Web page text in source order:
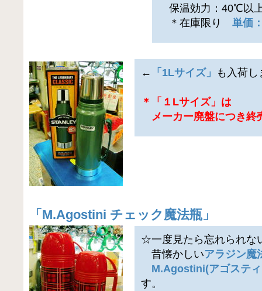
保温効力：40℃以
＊在庫限り単価
← 「1Lサイズ」 も入荷
＊「１Lサイズ」は
メーカー廃盤につき終
「 M.Agostini チェック魔法瓶」
☆一度見たら忘れられな
昔懐かしいアラジン魔
M.Agostini(アゴステ
す。